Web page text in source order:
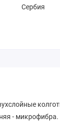
Сербия
- микрофибра.